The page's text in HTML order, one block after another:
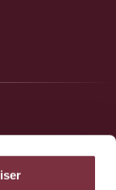
nouvelles